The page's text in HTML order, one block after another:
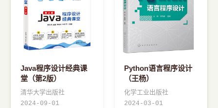
Java程序设计经典课
堂（第2版）
清华大学出版社
2024-09-01
Python语言程序设计
（王杨）
化学工业出版社
2024-03-01